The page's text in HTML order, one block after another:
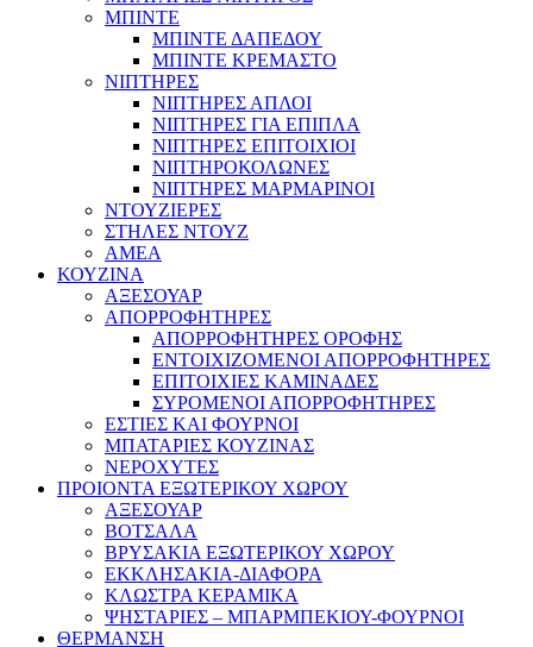
ΜΠΙΝΤΕ
ΜΠΙΝΤΕ ΔΑΠΕΔΟΥ
ΜΠΙΝΤΕ ΚΡΕΜΑΣΤΟ
ΝΙΠΤΗΡΕΣ
ΝΙΠΤΗΡΕΣ ΑΠΛΟΙ
ΝΙΠΤΗΡΕΣ ΓΙΑ ΕΠΙΠΛΑ
ΝΙΠΤΗΡΕΣ ΕΠΙΤΟΙΧΙΟΙ
ΝΙΠΤΗΡΟΚΟΛΩΝΕΣ
ΝΙΠΤΗΡΕΣ ΜΑΡΜΑΡΙΝΟΙ
ΝΤΟΥΖΙΕΡΕΣ
ΣΤΗΛΕΣ ΝΤΟΥΖ
ΑΜΕΑ
ΚΟΥΖΙΝΑ
ΑΞΕΣΟΥΑΡ
ΑΠΟΡΡΟΦΗΤΗΡΕΣ
ΑΠΟΡΡΟΦΗΤΗΡΕΣ ΟΡΟΦΗΣ
ΕΝΤΟΙΧΙΖΟΜΕΝΟΙ ΑΠΟΡΡΟΦΗΤΗΡΕΣ
ΕΠΙΤΟΙΧΙΕΣ ΚΑΜΙΝΑΔΕΣ
ΣΥΡΟΜΕΝΟΙ ΑΠΟΡΡΟΦΗΤΗΡΕΣ
ΕΣΤΙΕΣ ΚΑΙ ΦΟΥΡΝΟΙ
ΜΠΑΤΑΡΙΕΣ ΚΟΥΖΙΝΑΣ
ΝΕΡΟΧΥΤΕΣ
ΠΡΟΙΟΝΤΑ ΕΞΩΤΕΡΙΚΟΥ ΧΩΡΟΥ
ΑΞΕΣΟΥΑΡ
ΒΟΤΣΑΛΑ
ΒΡΥΣΑΚΙΑ ΕΞΩΤΕΡΙΚΟΥ ΧΩΡΟΥ
ΕΚΚΛΗΣΑΚΙΑ-ΔΙΑΦΟΡΑ
ΚΛΩΣΤΡΑ ΚΕΡΑΜΙΚΑ
ΨΗΣΤΑΡΙΕΣ – ΜΠΑΡΜΠΕΚΙΟΥ-ΦΟΥΡΝΟΙ
ΘΕΡΜΑΝΣΗ